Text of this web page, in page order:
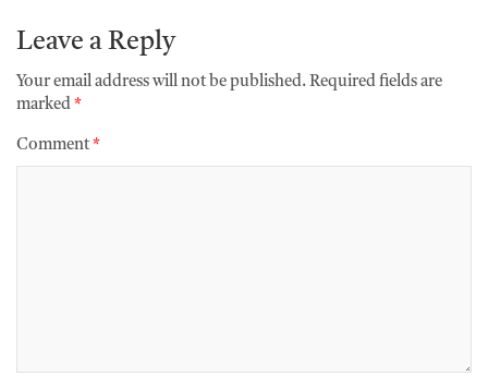
Leave a Reply
Your email address will not be published. Required fields are
marked *
Comment *